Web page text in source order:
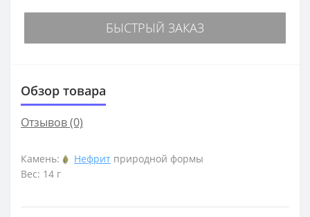
БЫСТРЫЙ ЗАКАЗ
Обзор товара
Отзывов (0)
Камень: Нефрит природной формы
Вес: 14 г